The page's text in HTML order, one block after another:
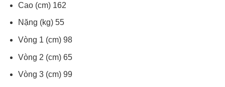
Cao (cm) 162
Nặng (kg) 55
Vòng 1 (cm) 98
Vòng 2 (cm) 65
Vòng 3 (cm) 99